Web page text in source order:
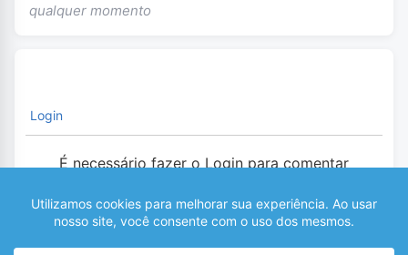
qualquer momento
Login
É necessário fazer o Login para comentar
0 COMENTÁRIOS